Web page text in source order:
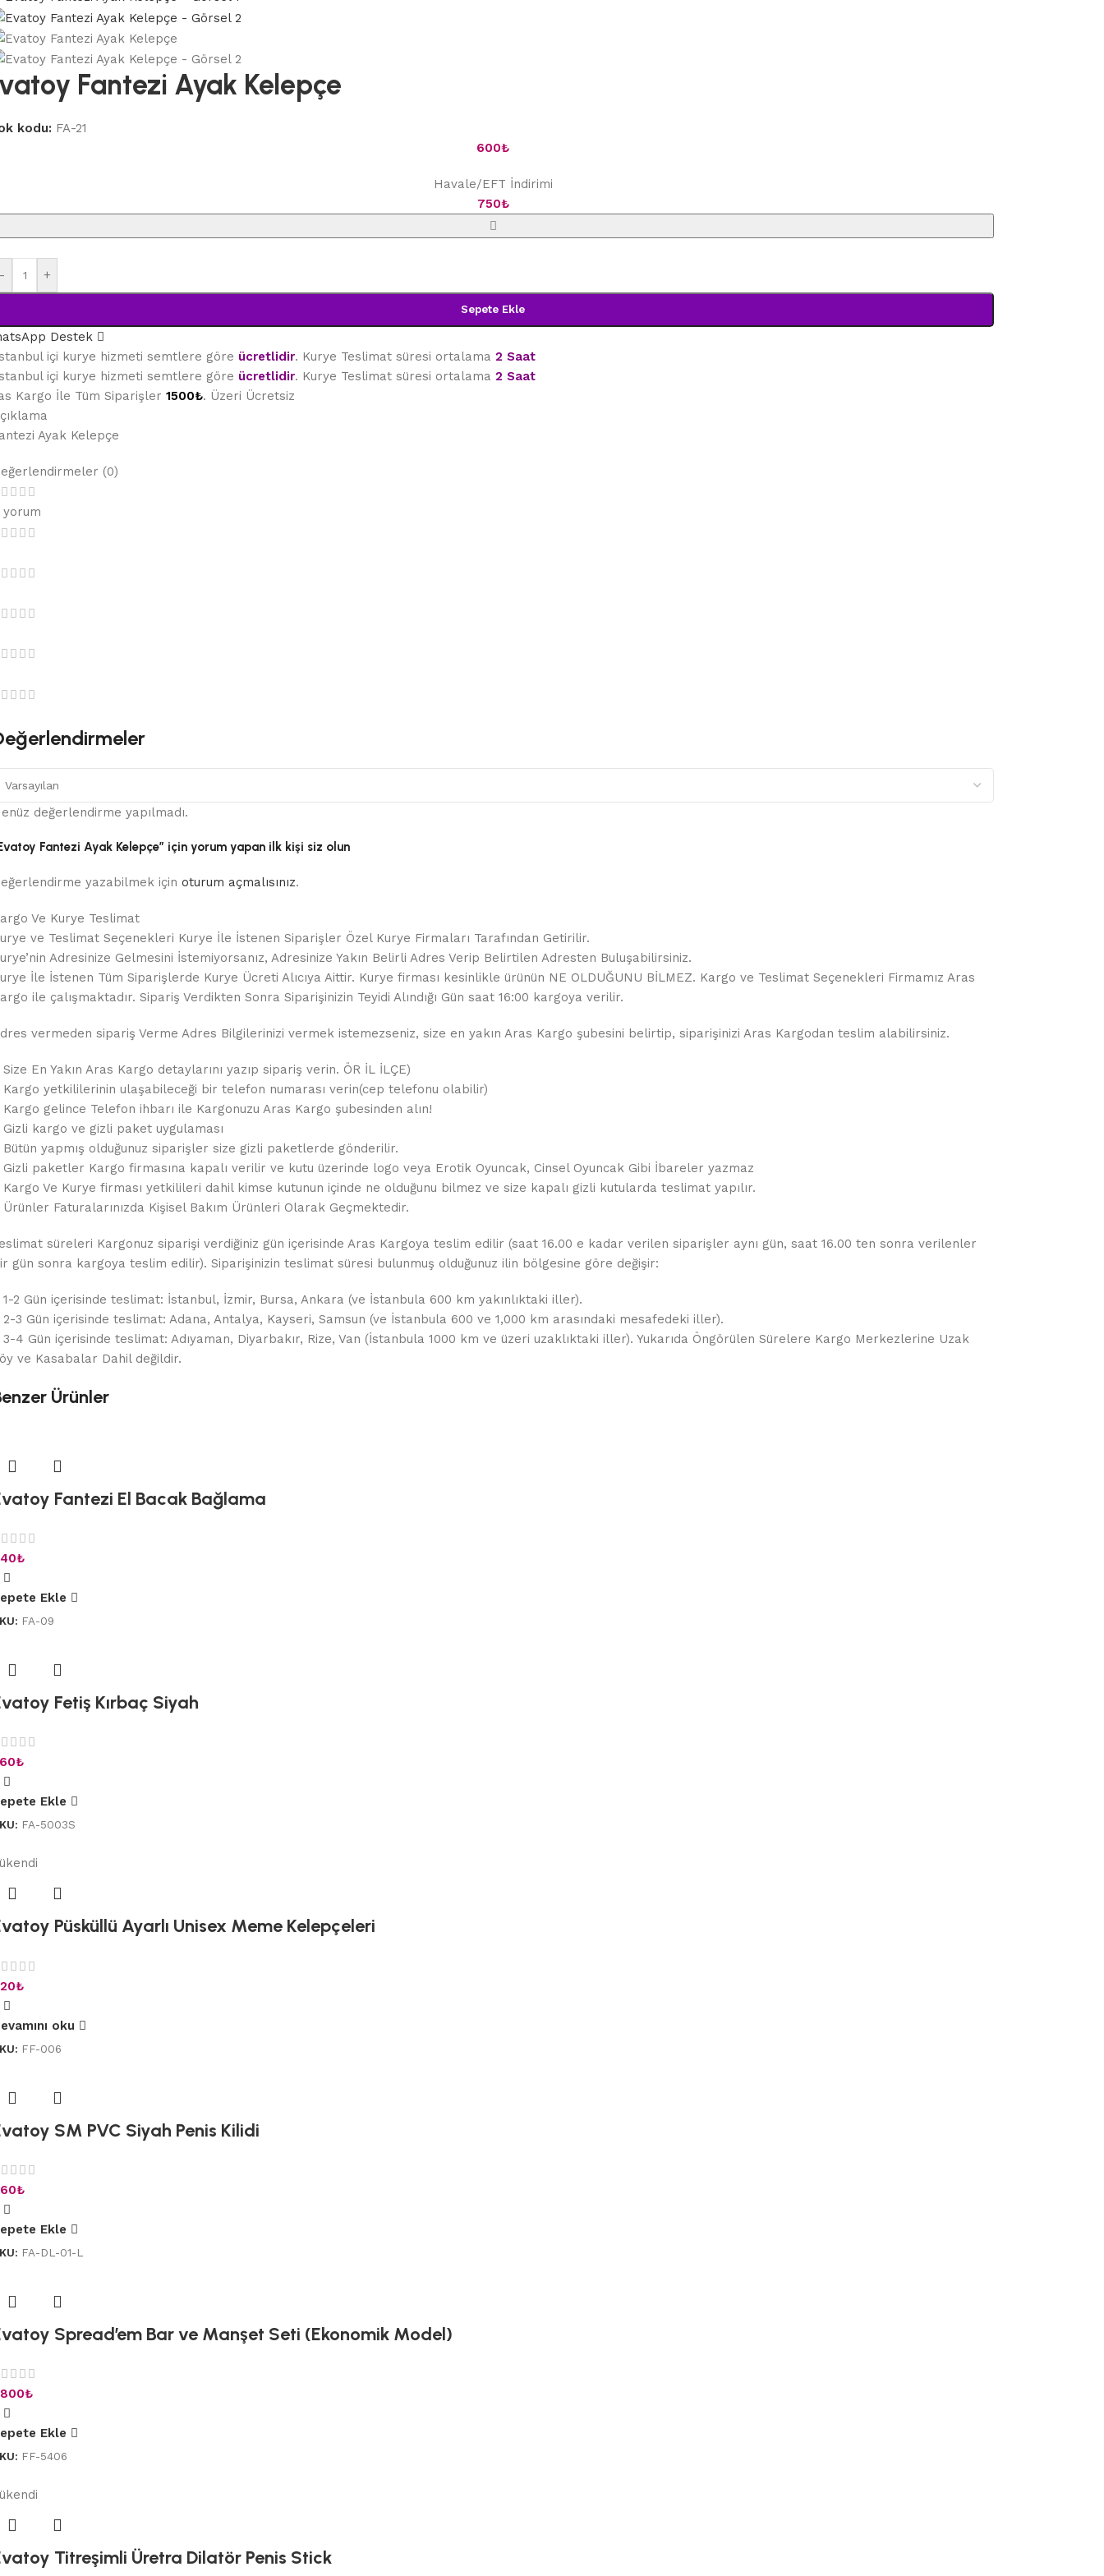
Fantezi Ayak Kelepçe
kodu: FA-21
600₺
Havale/EFT İndirimi
750₺
- +
Sepete Ekle
Destek
içi kurye hizmeti semtlere göre ücretlidir. Kurye Teslimat süresi ortalama 2 Saat
içi kurye hizmeti semtlere göre ücretlidir. Kurye Teslimat süresi ortalama 2 Saat
Kargo İle Tüm Siparişler 1500₺. Üzeri Ücretsiz
Ayak Kelepçe
(0)
yorum
değerlendirme yapılmadı.
Fantezi Ayak Kelepçe” için yorum yapan ilk kişi siz olun
yazabilmek için oturum açmalısınız.
Ve Kurye Teslimat
ve Teslimat Seçenekleri Kurye İle İstenen Siparişler Özel Kurye Firmaları Tarafından Getirilir.
Adresinize Gelmesini İstemiyorsanız, Adresinize Yakın Belirli Adres Verip Belirtilen Adresten Buluşabilirsiniz.
İle İstenen Tüm Siparişlerde Kurye Ücreti Alıcıya Aittir. Kurye firması kesinlikle ürünün NE OLDUĞUNU BİLMEZ. Kargo ve Teslimat Seçenekleri Firmamız Aras
ile çalışmaktadır. Sipariş Verdikten Sonra Siparişinizin Teyidi Alındığı Gün saat 16:00 kargoya verilir.
vermeden sipariş Verme Adres Bilgilerinizi vermek istemezseniz, size en yakın Aras Kargo şubesini belirtip, siparişinizi Aras Kargodan teslim alabilirsiniz.
Size En Yakın Aras Kargo detaylarını yazıp sipariş verin. ÖR İL İLÇE)
Kargo yetkililerinin ulaşabileceği bir telefon numarası verin(cep telefonu olabilir)
Kargo gelince Telefon ihbarı ile Kargonuzu Aras Kargo şubesinden alın!
Gizli kargo ve gizli paket uygulaması
Bütün yapmış olduğunuz siparişler size gizli paketlerde gönderilir.
Gizli paketler Kargo firmasına kapalı verilir ve kutu üzerinde logo veya Erotik Oyuncak, Cinsel Oyuncak Gibi İbareler yazmaz
Kargo Ve Kurye firması yetkilileri dahil kimse kutunun içinde ne olduğunu bilmez ve size kapalı gizli kutularda teslimat yapılır.
Ürünler Faturalarınızda Kişisel Bakım Ürünleri Olarak Geçmektedir.
süreleri Kargonuz siparişi verdiğiniz gün içerisinde Aras Kargoya teslim edilir (saat 16.00 e kadar verilen siparişler aynı gün, saat 16.00 ten sonra verilenler
gün sonra kargoya teslim edilir). Siparişinizin teslimat süresi bulunmuş olduğunuz ilin bölgesine göre değişir:
1-2 Gün içerisinde teslimat: İstanbul, İzmir, Bursa, Ankara (ve İstanbula 600 km yakınlıktaki iller).
2-3 Gün içerisinde teslimat: Adana, Antalya, Kayseri, Samsun (ve İstanbula 600 ve 1,000 km arasındaki mesafedeki iller).
3-4 Gün içerisinde teslimat: Adıyaman, Diyarbakır, Rize, Van (İstanbula 1000 km ve üzeri uzaklıktaki iller). Yukarıda Öngörülen Sürelere Kargo Merkezlerine Uzak
ve Kasabalar Dahil değildir.
Ürünler
Fantezi El Bacak Bağlama
₺
Ekle
FA-09
Fetiş Kırbaç Siyah
₺
Ekle
FA-5003S
Püsküllü Ayarlı Unisex Meme Kelepçeleri
₺
oku
FF-006
SM PVC Siyah Penis Kilidi
₺
Ekle
FA-DL-01-L
Spread’em Bar ve Manşet Seti (Ekonomik Model)
₺
Ekle
FF-5406
Titreşimli Üretra Dilatör Penis Stick